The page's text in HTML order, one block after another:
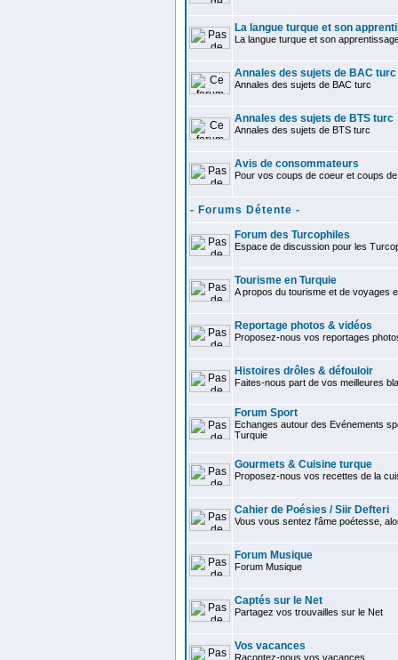
La langue turque et son
La langue turque et son
Annales des sujets de BAC turc
Annales des sujets de BAC turc
Annales des sujets de BTS turc
Annales des sujets de BTS turc
Avis de consommateurs
Pour vos coups de coeur et coups
- Forums Détente -
Forum des Turcophiles
Espace de discussion pour les
Tourisme en Turquie
A propos du tourisme et de voyages
Reportage photos & vidéos
Proposez-nous vos reportages
Histoires drôles & défouloir
Faites-nous part de vos meilleures
Forum Sport
Echanges autour des Evénements
Turquie
Gourmets & Cuisine turque
Proposez-nous vos recettes de la
Cahier de Poésies / Siir Defteri
Vous vous sentez l'âme poétesse,
Forum Musique
Forum Musique
Captés sur le Net
Partagez vos trouvailles sur le Net
Vos vacances
Racontez-nous vos vacances...